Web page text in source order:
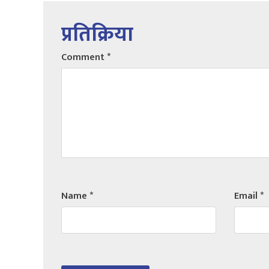
प्रतिक्रिया
Comment*
Name* Email*